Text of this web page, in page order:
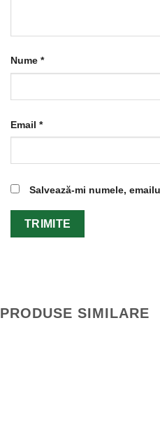
Nume *
Email *
Salvează-mi numele,
PRODUSE SIMILARE